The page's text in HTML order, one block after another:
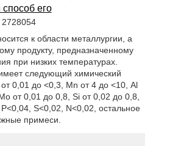
его
2728054
к области металлургии, а
продукту, предназначенному
при низких температурах.
следующий химический
от 0,01 до <0,3, Мn от 4 до <10, Аl
от 0,01 до 0,8, Si от 0,02 до 0,8,
S<0,02, N<0,02, остальное
примеси.